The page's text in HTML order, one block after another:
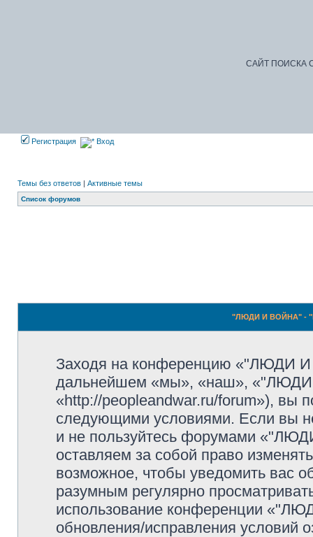
САЙТ ПОИСКА
Регистрация Вход
Темы без ответов | Активные темы
Список форумов
"ЛЮДИ И ВОЙНА" -
Заходя на конференцию «"ЛЮДИ
дальнейшем «мы», «наш»,
«http://peopleandwar.ru/forum»), вы
следующими условиями. Если вы
и не пользуйтесь форумами
оставляем за собой право
возможное, чтобы уведомить вас
разумным регулярно
использование конференции
обновления/исправления условий